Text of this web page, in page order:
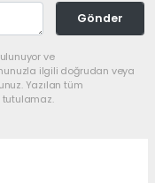
Gönder
ve
ilgili doğrudan veya
Yazılan tüm